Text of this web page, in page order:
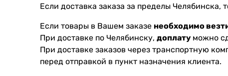
Если доставка заказа за пределы Челябинска,
Если товары в Вашем заказе необходимо
При доставке по Челябинску, доплату можно
При доставке заказов через транспортную
перед отправкой в пункт назначения клиента.